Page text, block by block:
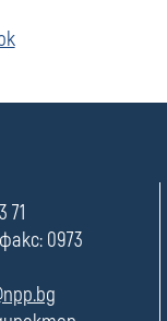
71
0973